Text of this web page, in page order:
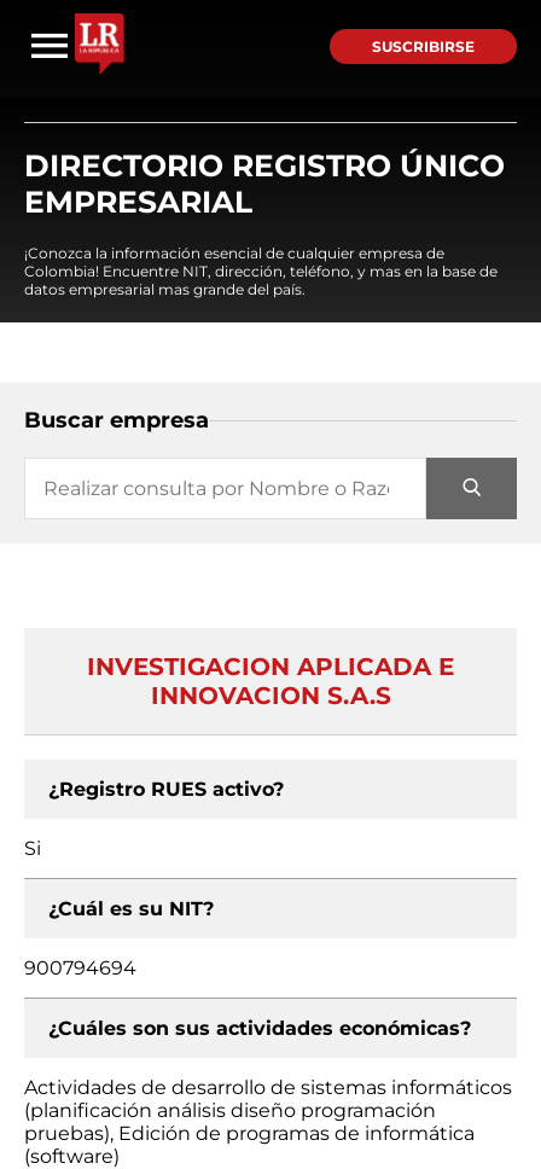
SUSCRIBIRSE
DIRECTORIO REGISTRO ÚNICO
EMPRESARIAL
¡Conozca la información esencial de cualquier empresa de
Colombia! Encuentre NIT, dirección, teléfono, y mas en la base de
datos empresarial mas grande del país.
Buscar empresa
INVESTIGACION APLICADA E
INNOVACION S.A.S
¿Registro RUES activo?
Si
¿Cuál es su NIT?
900794694
¿Cuáles son sus actividades económicas?
Actividades de desarrollo de sistemas informáticos
(planificación análisis diseño programación
pruebas), Edición de programas de informática
(software)